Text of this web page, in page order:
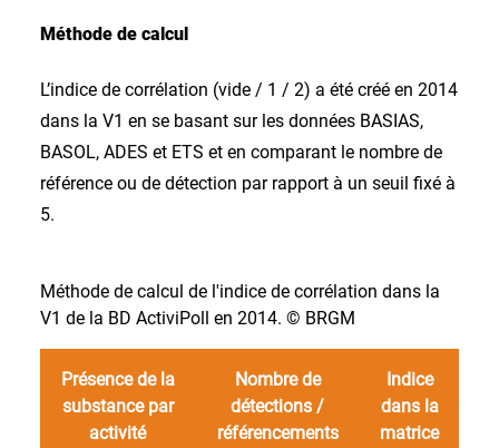
Méthode de calcul
L’indice de corrélation (vide / 1 / 2) a été créé en 2014
dans la V1 en se basant sur les données BASIAS,
BASOL, ADES et ETS et en comparant le nombre de
référence ou de détection par rapport à un seuil fixé à
5.
Méthode de calcul de l'indice de corrélation dans la
V1 de la BD ActiviPoll en 2014. © BRGM
Présence de la
substance par
activité
Nombre de
détections /
référencements
Indice
dans la
matrice